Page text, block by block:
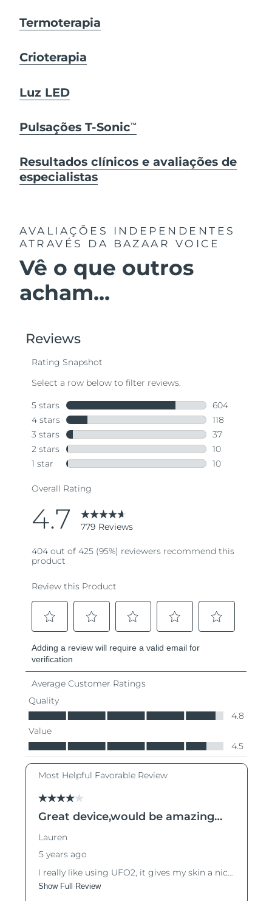
Termoterapia
Crioterapia
Luz LED
Pulsações T-SonicTM
Resultados clínicos e avaliações de
especialistas
AVALIAÇÕES INDEPENDENTES
ATRAVÉS DA BAZAAR VOICE
Vê o que outros
acham...